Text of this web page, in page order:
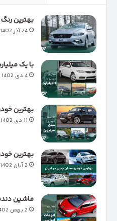
بهترین رنگ
24 آذر 1402
با یک
4 دی 1402
بهترین خودرو تا
11 دی 1402
بهترین
2 آبان 1402
ماشین
2 بهمن 1402